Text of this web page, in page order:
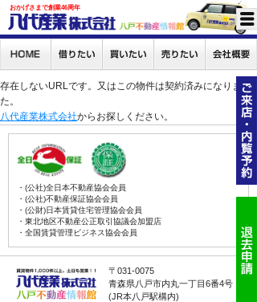
おかげさまで創業46周年
存在しないURLです。又はこの物件は契約済みになりまし
た。
八代産業株式会社からお探しください。
・(公社)全日本不動産協会会員
・(公社)不動産保証協会会員
・(公財)日本賃貸住宅管理協会会員
・東北地区不動産公正取引協議会加盟店
・全国賃貸管理ビジネス協会会員
〒031-0075
青森県八戸市内丸一丁目6番4号
(JR本八戸駅構内)